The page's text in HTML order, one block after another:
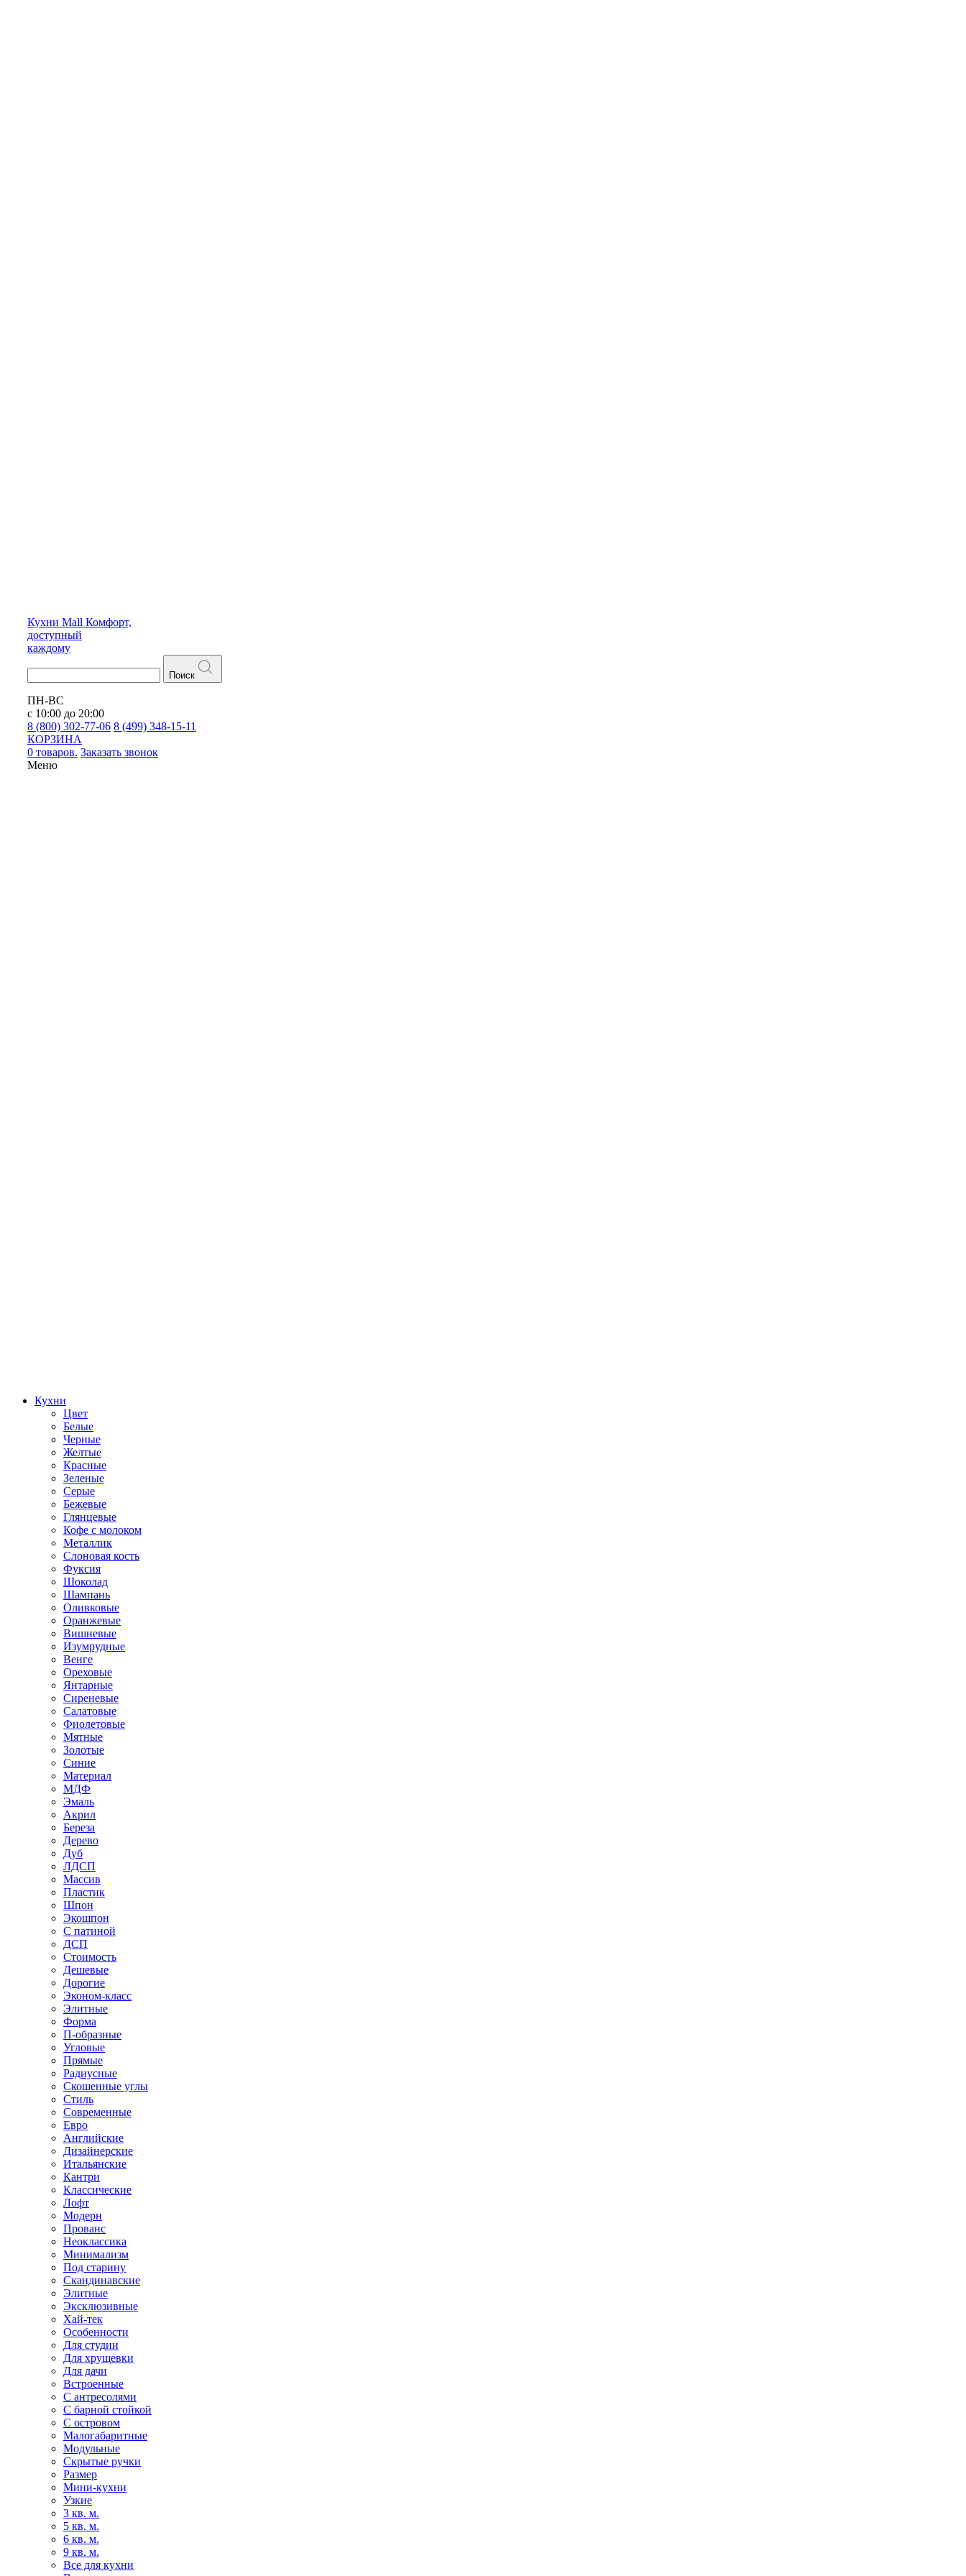
Кухни Mall Комфорт,
доступный
каждому
Поиск
ПН-ВС
с 10:00 до 20:00
8 (800) 302-77-06 8 (499) 348-15-11
КОРЗИНА
0 товаров. Заказать звонок
Меню
Кухни
Цвет
Белые
Черные
Желтые
Красные
Зеленые
Серые
Бежевые
Глянцевые
Кофе с молоком
Металлик
Слоновая кость
Фуксия
Шоколад
Шампань
Оливковые
Оранжевые
Вишневые
Изумрудные
Венге
Ореховые
Янтарные
Сиреневые
Салатовые
Фиолетовые
Мятные
Золотые
Синие
Материал
МДФ
Эмаль
Акрил
Береза
Дерево
Дуб
ЛДСП
Массив
Пластик
Шпон
Экошпон
С патиной
ДСП
Стоимость
Дешевые
Дорогие
Эконом-класс
Элитные
Форма
П-образные
Угловые
Прямые
Радиусные
Скошенные углы
Стиль
Современные
Евро
Английские
Дизайнерские
Итальянские
Кантри
Классические
Лофт
Модерн
Прованс
Неоклассика
Минимализм
Под старину
Скандинавские
Элитные
Эксклюзивные
Хай-тек
Особенности
Для студии
Для хрущевки
Для дачи
Встроенные
С антресолями
С барной стойкой
С островом
Малогабаритные
Модульные
Скрытые ручки
Размер
Мини-кухни
Узкие
3 кв. м.
5 кв. м.
6 кв. м.
9 кв. м.
Все для кухни